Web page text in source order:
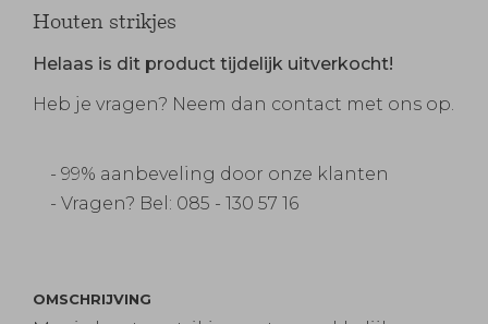
Houten strikjes
Helaas is dit product tijdelijk uitverkocht!
Heb je vragen? Neem dan contact met ons op.
- 99% aanbeveling door onze klanten
- Vragen? Bel: 085 - 130 57 16
OMSCHRIJVING